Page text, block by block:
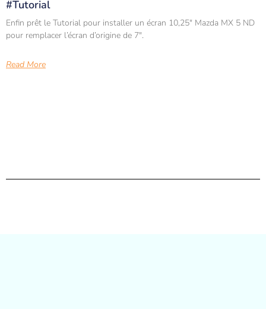
#tutorial
Enfin prêt le Tutorial pour installer un écran 10,25″ Mazda MX 5 ND
pour remplacer l’écran d’origine de 7″.
Read More